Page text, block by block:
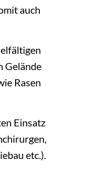
auch
Gelände
Rasen
Einsatz
etc.).